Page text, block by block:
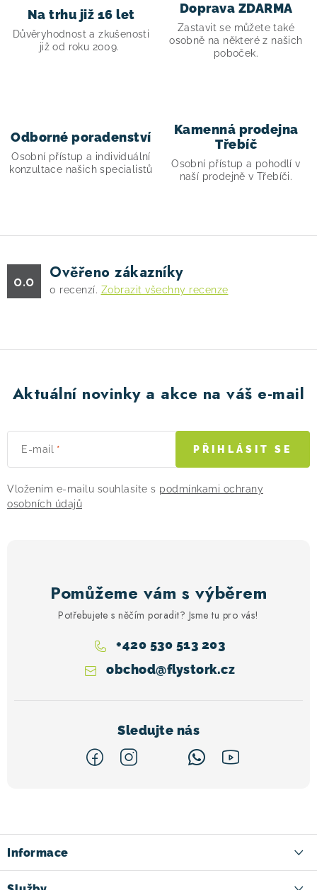
k
i
s
u
Na trhu již 16 let
Důvěryhodnost a zkušenosti
již od roku 2009.
Doprava ZDARMA
Zastavit se můžete také
osobně na některé z našich
poboček.
Odborné poradenství
Osobní přístup a individuální
konzultace našich specialistů
Kamenná prodejna
Třebíč
Osobní přístup a pohodlí v
naší prodejně v Třebíči.
0.0 Ověřeno zákazníky
0 recenzí. Zobrazit všechny recenze
Aktuální novinky a akce na váš e-mail
E-mail
Vložením e-mailu souhlasíte s podmínkami ochrany
osobních údajů
PŘIHLÁSIT SE
Pomůžeme vám s výběrem
Potřebujete s něčím poradit? Jsme tu pro vás!
obchod@flystork.cz
+420 530 513 203
p
a
t
Informace